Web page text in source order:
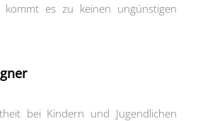
es zu keinen ungünstigen
bei Kindern und Jugendlichen